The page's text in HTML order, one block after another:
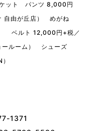
ット パンツ 8,000円
自由が丘店） めがね
ベルト 12,000円+税／
ルーム） シューズ
1371